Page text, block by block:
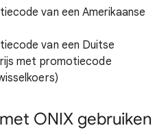
van een Amerikaanse
van een Duitse
met promotiecode
ONIX gebruiken